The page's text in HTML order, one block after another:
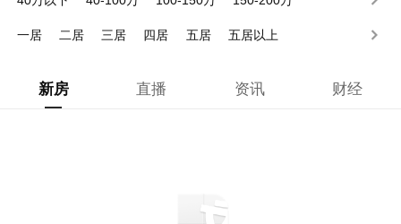
一居
二居 三居 四居 五居 五居以上
新房 直播 资讯 财经